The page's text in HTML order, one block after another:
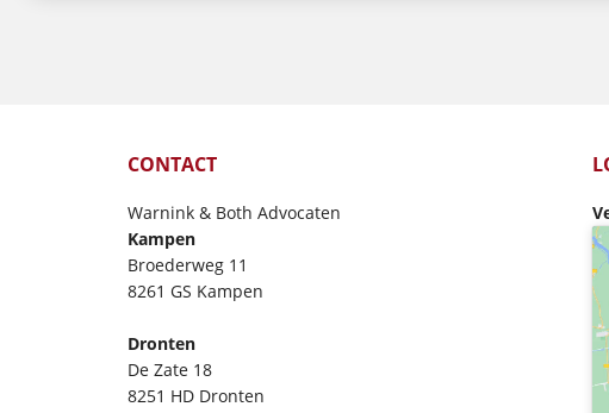
CONTACT
Warnink & Both Advocaten
Kampen
Broederweg 11
8261 GS Kampen
Dronten
De Zate 18
8251 HD Dronten